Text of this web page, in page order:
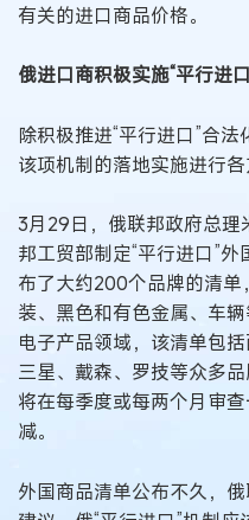
有关的进口商品价格。
俄进口商积极实施“平行进
除积极推进“平行进口”合
该项机制的落地实施进行各
3月29日，俄联邦政府总理
邦工贸部制定“平行进口”
布了大约200个品牌的清
装、黑色和有色金属、车
电子产品领域，该清单包
三星、戴森、罗技等众多
将在每季度或每两个月审
减。
外国商品清单公布不久，